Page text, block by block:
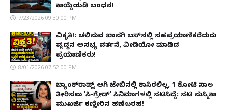
ಕಾಯ್ದೆಯಡಿ ಬಂಧನ!
7/23/2026 09:30:00 PM
ವಿಕೃತಿ!: ಚಲಿಸುವ ಖಾಸಗಿ ಬಸ್‌ನಲ್ಲಿ ಸಹಪ್ರಯಾಣಿಕರೆದುರು
ವೃದ್ಧನ ಅಸಭ್ಯ ವರ್ತನೆ, ವೀಡಿಯೋ ಮಾಡಿದ
ಪ್ರಯಾಣಿಕರು!
8/01/2026 07:52:00 PM
ಬ್ಯಾಂಕ್‌ರಾಪ್ಟ್‌ ಆಗಿ ಜೇಬಿನಲ್ಲಿ ಕಾಸಿರಲಿಲ್ಲ, ₹1 ಕೋಟಿ ಸಾಲ
ತೀರಿಸಲು 'ಸಿ-ಗ್ರೇಡ್' ಸಿನಿಮಾಗಳಲ್ಲಿ ನಟಿಸಿದ್ದೆ: ನಟಿ ಸುಸ್ಮಿತಾ
ಮುಖರ್ಜಿ ಕಣ್ಣೀರಿನ ಹಣೆಬರಹ!